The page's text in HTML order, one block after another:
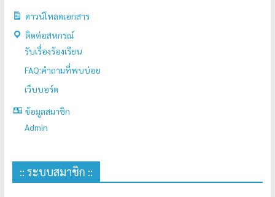
ดาวน์โหลดเอกสาร
ติดต่อสหกรณ์
รับเรื่องร้องเรียน
FAQ:คำถามที่พบบ่อย
เว็บบอร์ด
ข้อมูลสมาชิก
Admin
:: ระบบสมาชิก ::